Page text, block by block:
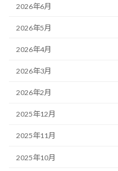
2026年6月
2026年5月
2026年4月
2026年3月
2026年2月
2025年12月
2025年11月
2025年10月